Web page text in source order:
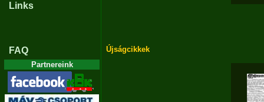
Links
FAQ
Partnereink
Újságcikkek